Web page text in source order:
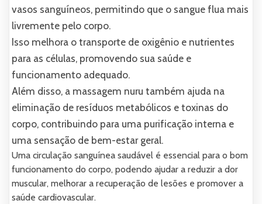
vasos sanguíneos, permitindo que o sangue flua mais
livremente pelo corpo.
Isso melhora o transporte de oxigênio e nutrientes
para as células, promovendo sua saúde e
funcionamento adequado.
Além disso, a massagem nuru também ajuda na
eliminação de resíduos metabólicos e toxinas do
corpo, contribuindo para uma purificação interna e
uma sensação de bem-estar geral.
Uma circulação sanguínea saudável é essencial para o bom
funcionamento do corpo, podendo ajudar a reduzir a dor
muscular, melhorar a recuperação de lesões e promover a
saúde cardiovascular.